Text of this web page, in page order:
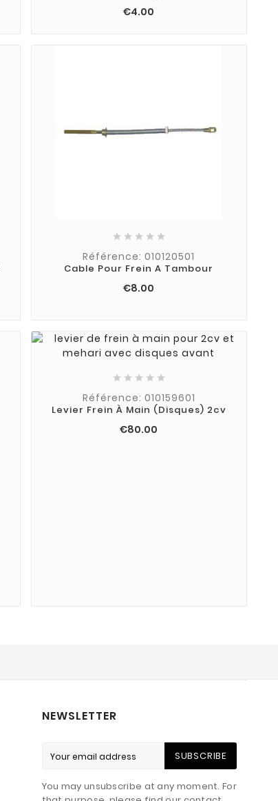
€4.00
    
Référence: 010120501
Cable Pour Frein A Tambour
€8.00
    
Référence: 010159601
Levier Frein À Main (disques) 2cv
€80.00
NEWSLETTER
SUBSCRIBE
You may unsubscribe at any moment. For